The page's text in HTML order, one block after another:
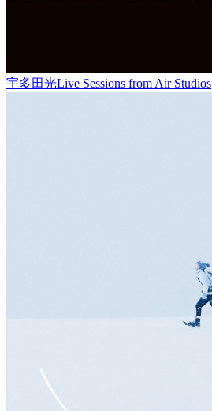
宇多田光Live Sessions from Air Studios